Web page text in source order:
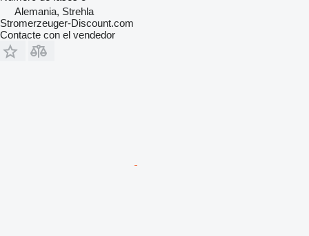
Alemania, Strehla
Stromerzeuger-Discount.com
Contacte con el vendedor